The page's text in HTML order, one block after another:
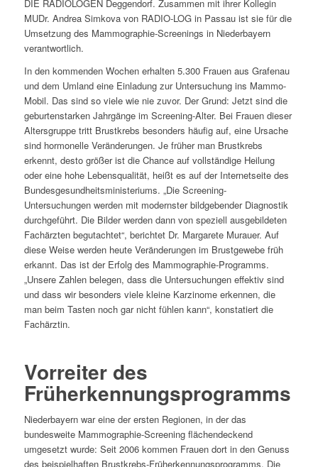
DIE RADIOLOGEN Deggendorf. Zusammen mit ihrer Kollegin
MUDr. Andrea Simkova von RADIO-LOG in Passau ist sie für die
Umsetzung des Mammographie-Screenings in Niederbayern
verantwortlich.
In den kommenden Wochen erhalten 5.300 Frauen aus Grafenau
und dem Umland eine Einladung zur Untersuchung ins Mammo-
Mobil. Das sind so viele wie nie zuvor. Der Grund: Jetzt sind die
geburtenstarken Jahrgänge im Screening-Alter. Bei Frauen dieser
Altersgruppe tritt Brustkrebs besonders häufig auf, eine Ursache
sind hormonelle Veränderungen. Je früher man Brustkrebs
erkennt, desto größer ist die Chance auf vollständige Heilung
oder eine hohe Lebensqualität, heißt es auf der Internetseite des
Bundesgesundheitsministeriums. „Die Screening-
Untersuchungen werden mit modernster bildgebender Diagnostik
durchgeführt. Die Bilder werden dann von speziell ausgebildeten
Fachärzten begutachtet“, berichtet Dr. Margarete Murauer. Auf
diese Weise werden heute Veränderungen im Brustgewebe früh
erkannt. Das ist der Erfolg des Mammographie-Programms.
„Unsere Zahlen belegen, dass die Untersuchungen effektiv sind
und dass wir besonders viele kleine Karzinome erkennen, die
man beim Tasten noch gar nicht fühlen kann“, konstatiert die
Fachärztin.
Vorreiter des
Früherkennungsprogramms
Niederbayern war eine der ersten Regionen, in der das
bundesweite Mammographie-Screening flächendeckend
umgesetzt wurde: Seit 2006 kommen Frauen dort in den Genuss
des beispielhaften Brustkrebs-Früherkennungsprogramms. Die